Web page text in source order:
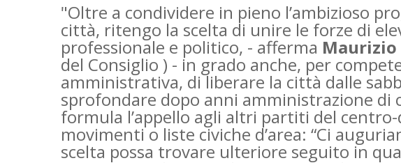
"Oltre a condividere in pieno l’ambizioso
città, ritengo la scelta di unire le forze di
professionale e politico, - afferma Maurizio
del Consiglio ) - in grado anche, per
amministrativa, di liberare la città dalle
sprofondare dopo anni amministrazione di
formula l’appello agli altri partiti del
movimenti o liste civiche d’area: “Ci
scelta possa trovare ulteriore seguito in